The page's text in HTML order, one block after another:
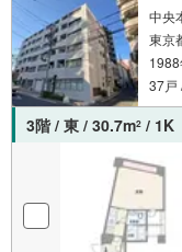
で、空室また
賃料相場に基
中央
東京
1988
37戸
3階 / 東 / 30.7m2 / 1K